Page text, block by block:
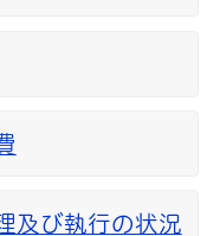
及び執行の状況